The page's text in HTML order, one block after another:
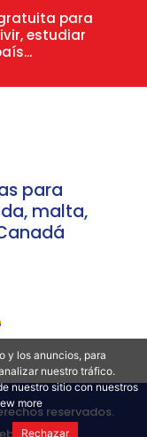
para
estudiar
para
malta,
reservados.
y los anuncios, para
nuestro tráfico.
nuestro sitio con nuestros
more
Rechazar